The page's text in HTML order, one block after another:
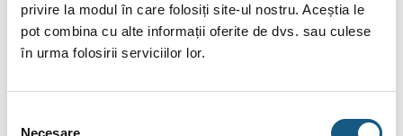
privire la modul în care folosiți site-ul nostru. Aceștia le
pot combina cu alte informații oferite de dvs. sau culese
în urma folosirii serviciilor lor.
Necesare
Racordurile elastice protejează conductele în cazul alungirilor,
comprimărilor, nealinierii și curbării. Sunt potrivite pentru
reducerea vibrațiilor și a zgomotului permițând reducerea
condiționat, circuite de aer comprimat și sisteme de stins